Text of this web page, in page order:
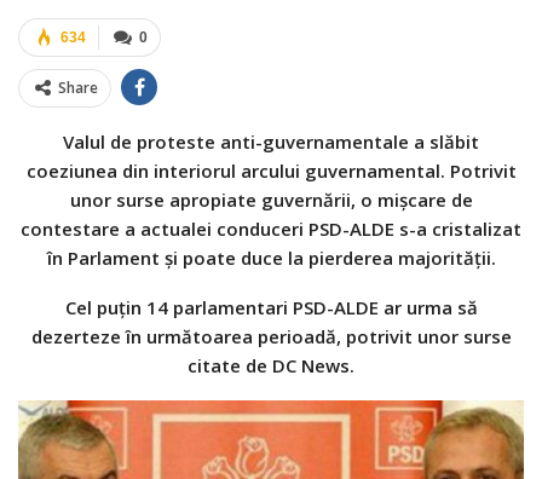
0
634
Share
Valul de proteste anti-guvernamentale a slăbit
coeziunea din interiorul arcului guvernamental. Potrivit
unor surse apropiate guvernării, o mișcare de
contestare a actualei conduceri PSD-ALDE s-a cristalizat
în Parlament și poate duce la pierderea majorității.
Cel puțin 14 parlamentari PSD-ALDE ar urma să
dezerteze în următoarea perioadă, potrivit unor surse
citate de DC News.